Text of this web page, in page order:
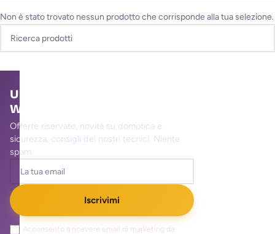
Non è stato trovato nessun prodotto che corrisponde alla tua selezione.
Unisciti alla community
WallMall
Offerte riservate, novità su domotica e
sicurezza, consigli dei nostri tecnici. Niente
spam.
Iscrivimi
Acconsento a ricevere email di marketing da